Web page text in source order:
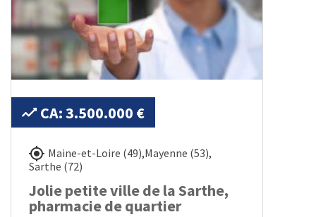
CA: 3.500.000 €
Maine-et-Loire (49),Mayenne (53),
Sarthe (72)
Jolie petite ville de la Sarthe,
pharmacie de quartier